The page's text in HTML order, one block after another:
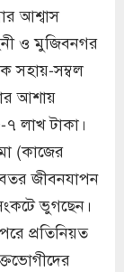
আশ্বাস
ও মুজিবনগর
সহায়-সম্বল
আশায়
লাখ টাকা।
(কাজের
জীবনযাপন
ভুগছেন।
প্রতিনিয়ত